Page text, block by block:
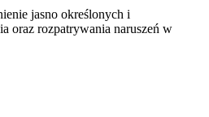
jasno określonych i
oraz rozpatrywania naruszeń w